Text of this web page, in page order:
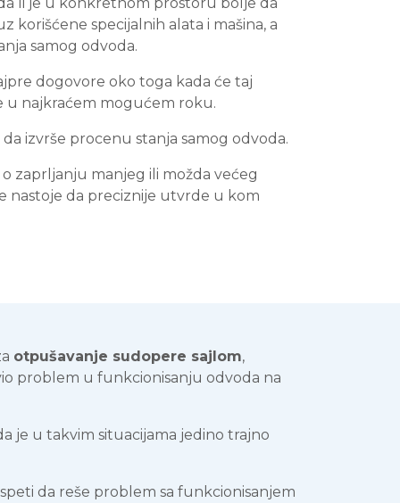
korišćene specijalnih alata i mašina, a
samog odvoda.
dogovore oko toga kada će taj
u najkraćem mogućem roku.
izvrše procenu stanja samog odvoda.
zaprljanju manjeg ili možda većeg
nastoje da preciznije utvrde u kom
otpušavanje sudopere sajlom,
problem u funkcionisanju odvoda na
je u takvim situacijama jedino trajno
da reše problem sa funkcionisanjem